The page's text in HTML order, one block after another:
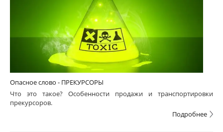
Опасное слово - ПРЕКУРСОРЫ
Что это такое? Особенности продажи и транспортировки
прекурсоров.
Подробнее